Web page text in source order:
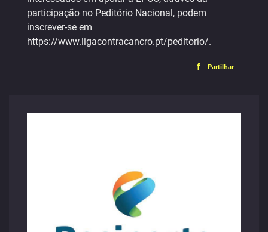
participação no Peditório Nacional, podem
inscrever-se em
https://www.ligacontracancro.pt/peditorio/.
f Partilhar